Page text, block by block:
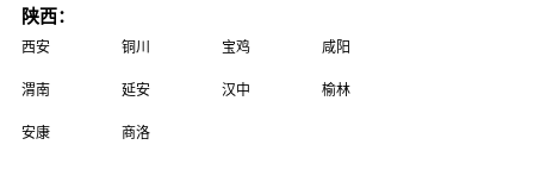
陕西：
西安 铜川 宝鸡 咸阳
渭南 延安 汉中 榆林
安康 商洛